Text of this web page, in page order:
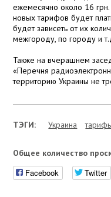
ежемесячно около 16 грн.
новых тарифов будет
будет зависеть от их
межгороду, по городу и
Также на вчерашнем
«Перечня
территорию Украины не
ТЭГИ: Украина
Общее количество
Facebook Twitter